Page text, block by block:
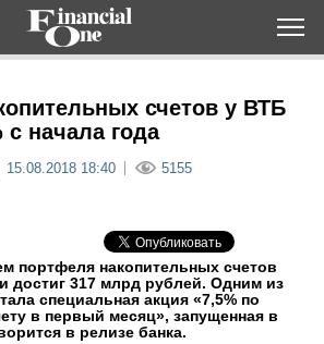
счетов у ВТБ
начала года
15.08.2018 18:40 5155
портфеля накопительных счетов
достиг 317 млрд рублей. Одним из
специальная акция «7,5% по
в первый месяц», запущенная в
в релизе банка.